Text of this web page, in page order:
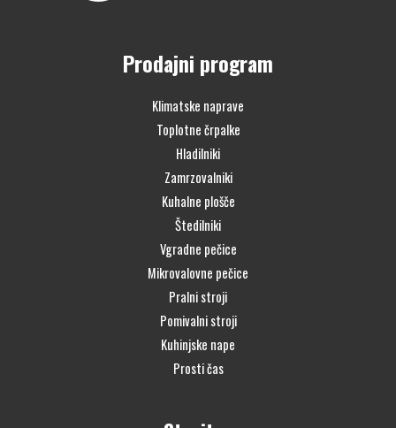
Prodajni program
Klimatske naprave
Toplotne črpalke
Hladilniki
Zamrzovalniki
Kuhalne plošče
Štedilniki
Vgradne pečice
Mikrovalovne pečice
Pralni stroji
Pomivalni stroji
Kuhinjske nape
Prosti čas